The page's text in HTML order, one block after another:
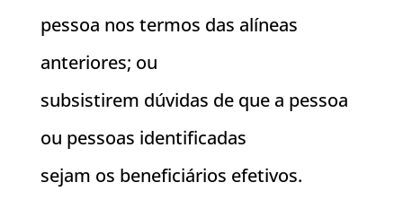
pessoa nos termos das alíneas
anteriores; ou
subsistirem dúvidas de que a pessoa
ou pessoas identificadas
sejam os beneficiários efetivos.